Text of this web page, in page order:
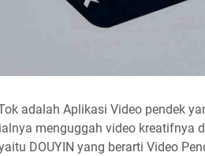
adalah Aplikasi Video pendek
menguggah video kreatifnya
DOUYIN yang berarti Video